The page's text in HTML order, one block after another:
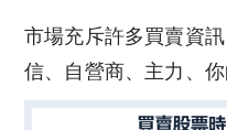
市場充斥許多買賣資
信、自營商、主力、